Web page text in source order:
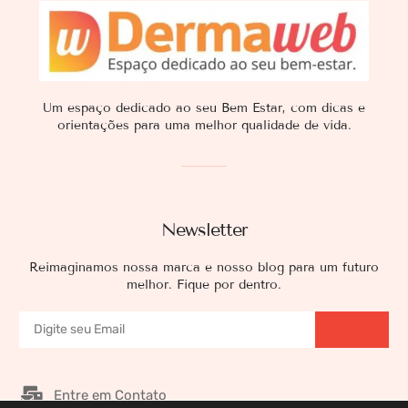
Newsletter
Reimaginamos nossa marca e nosso blog para um futuro
melhor. Fique por dentro.
Um espaço dedicado ao seu Bem Estar, com dicas e
orientações para uma melhor qualidade de vida.
Entre em Contato